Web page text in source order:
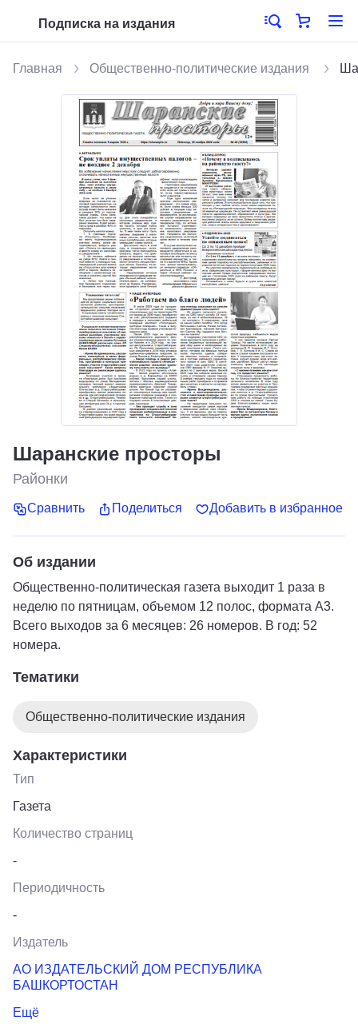
Подписка на издания
Главная Общественно-политические издания
Шаранские просторы
Районки
Сравнить Поделиться Добавить в избранное
Об издании
Общественно-политическая газета выходит 1 раза в
неделю по пятницам, объемом 12 полос, формата А3.
Всего выходов за 6 месяцев: 26 номеров. В год: 52
номера.
Тематики
Общественно-политические издания
Характеристики
Тип
Газета
Количество страниц
-
Периодичность
-
Издатель
АО ИЗДАТЕЛЬСКИЙ ДОМ РЕСПУБЛИКА
БАШКОРТОСТАН
Ещё